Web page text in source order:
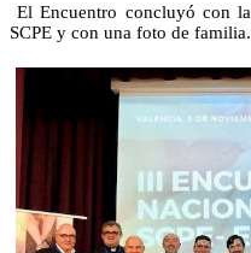
El Encuentro concluyó con
SCPE y con una foto de familia.